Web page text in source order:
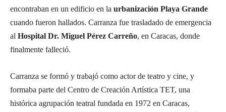
encontraban en un edificio en la urbanización Playa Grande
cuando fueron hallados. Carranza fue trasladado de emergencia
al Hospital Dr. Miguel Pérez Carreño, en Caracas, donde
finalmente falleció.
Carranza se formó y trabajó como actor de teatro y cine, y
formaba parte del Centro de Creación Artística TET, una
histórica agrupación teatral fundada en 1972 en Caracas,